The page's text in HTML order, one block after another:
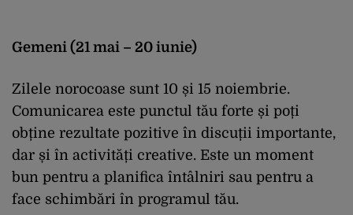
Gemeni (21 mai – 20 iunie)
Zilele norocoase sunt 10 și 15 noiembrie.
Comunicarea este punctul tău forte și poți
obține rezultate pozitive în discuții importante,
dar și în activități creative. Este un moment
bun pentru a planifica întâlniri sau pentru a
face schimbări în programul tău.